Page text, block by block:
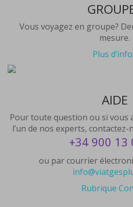
Vous voyagez en groupe?
mesure.
Plus
AIDE
Pour toute question ou si vous
l’un de nos experts,
+34 900 13
ou par courrier
Rubrique